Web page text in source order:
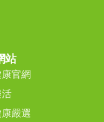
站
官網
嚴選